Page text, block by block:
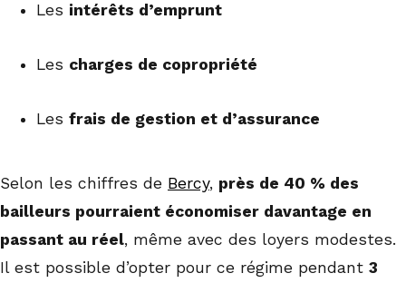
Les intérêts d’emprunt
Les charges de copropriété
Les frais de gestion et d’assurance
Selon les chiffres de Bercy, près de 40 % des
bailleurs pourraient économiser davantage en
passant au réel, même avec des loyers modestes.
Il est possible d’opter pour ce régime pendant 3